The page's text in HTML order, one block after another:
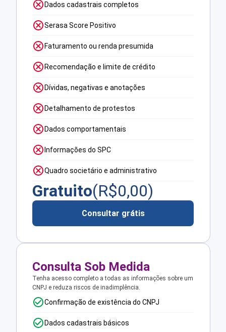
Dados cadastrais completos
Serasa Score Positivo
Faturamento ou renda presumida
Recomendação e limite de crédito
Dívidas, negativas e anotações
Detalhamento de protestos
Dados comportamentais
Informações do SPC
Quadro societário e administrativo
Gratuito(R$0,00)
Consultar grátis
Consulta Sob Medida
Tenha acesso completo a todas as informações sobre um
CNPJ e reduza riscos de inadimplência.
Confirmação de existência do CNPJ
Dados cadastrais básicos